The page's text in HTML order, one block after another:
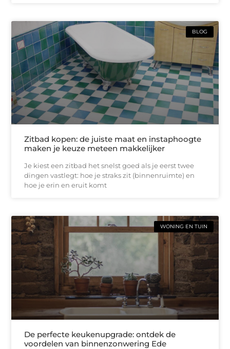
BLOG
Zitbad kopen: de juiste maat en instaphoogte
maken je keuze meteen makkelijker
Je kiest een zitbad het snelst goed als je eerst twee
dingen vastlegt: hoe je straks zit (binnenruimte) en
hoe je erin en eruit komt
WONING EN TUIN
De perfecte keukenupgrade: ontdek de
voordelen van binnenzonwering Ede